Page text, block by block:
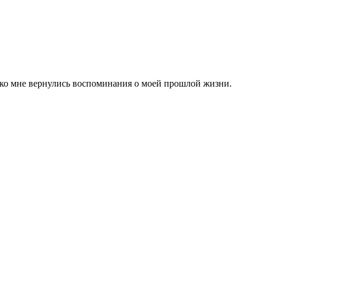
ко мне вернулись воспоминания о моей прошлой жизни.